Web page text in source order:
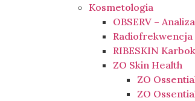
Kosmetologia
OBSERV –
Radiofrekwencja
RIBESKIN
ZO Skin Health
ZO
ZO